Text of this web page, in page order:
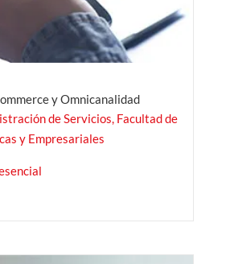
y Omnicanalidad
de Servicios, Facultad de
y Empresariales